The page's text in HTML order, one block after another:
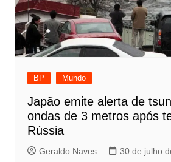
BP Mundo
Japão emite alerta de
ondas de 3 metros após
Rússia
Geraldo Naves 30 de julho